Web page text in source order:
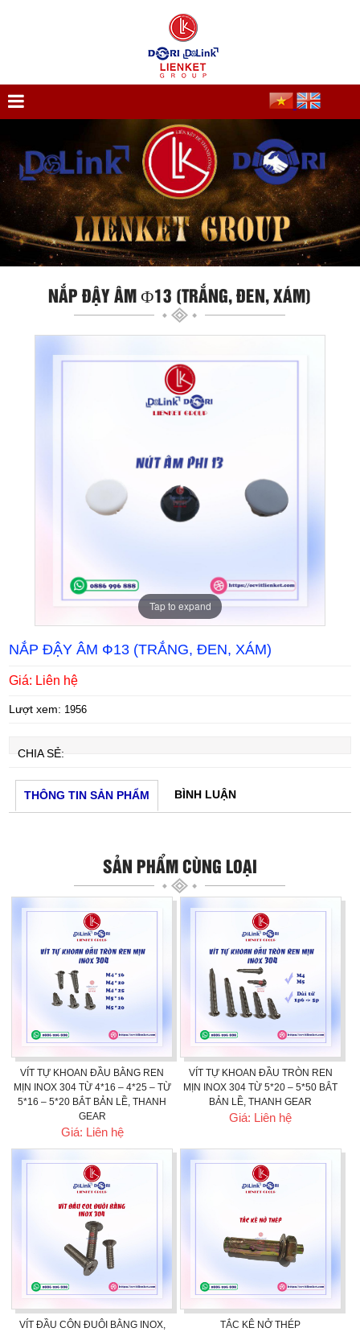
NẮP ĐẬY ÂM Ф13 (TRẮNG, ĐEN, XÁM)
Tap to expand
NẮP ĐẬY ÂM Ф13 (TRẮNG, ĐEN, XÁM)
Giá: Liên hệ
Lượt xem: 1956
CHIA SẺ:
THÔNG TIN SẢN PHẨM BÌNH LUẬN
SẢN PHẨM CÙNG LOẠI
VÍT TỰ KHOAN ĐẦU BẰNG REN
MỊN INOX 304 TỪ 4*16 – 4*25 – TỪ
5*16 – 5*20 BẮT BẢN LỀ, THANH
GEAR
Giá: Liên hệ
VÍT TỰ KHOAN ĐẦU TRÒN REN
MỊN INOX 304 TỪ 5*20 – 5*50 BẮT
BẢN LỀ, THANH GEAR
Giá: Liên hệ
VÍT ĐẦU CÔN ĐUÔI BẰNG INOX,
TẮC KÊ NỞ THÉP